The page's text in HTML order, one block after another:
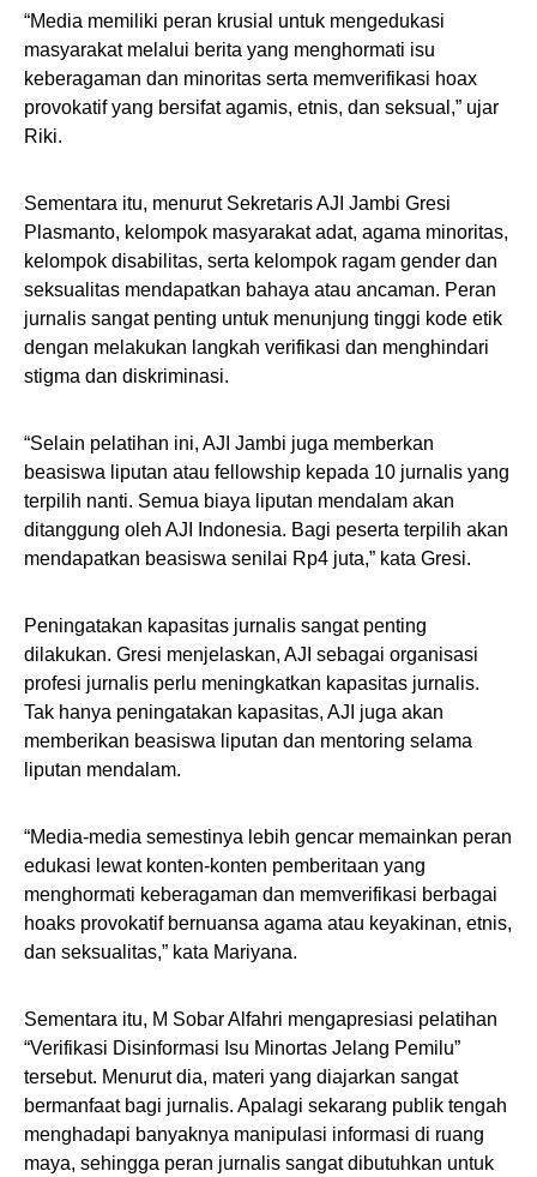
“Media memiliki peran krusial untuk mengedukasi
masyarakat melalui berita yang menghormati isu
keberagaman dan minoritas serta memverifikasi hoax
provokatif yang bersifat agamis, etnis, dan seksual,” ujar
Riki.
Sementara itu, menurut Sekretaris AJI Jambi Gresi
Plasmanto, kelompok masyarakat adat, agama minoritas,
kelompok disabilitas, serta kelompok ragam gender dan
seksualitas mendapatkan bahaya atau ancaman. Peran
jurnalis sangat penting untuk menunjung tinggi kode etik
dengan melakukan langkah verifikasi dan menghindari
stigma dan diskriminasi.
“Selain pelatihan ini, AJI Jambi juga memberkan
beasiswa liputan atau fellowship kepada 10 jurnalis yang
terpilih nanti. Semua biaya liputan mendalam akan
ditanggung oleh AJI Indonesia. Bagi peserta terpilih akan
mendapatkan beasiswa senilai Rp4 juta,” kata Gresi.
Peningatakan kapasitas jurnalis sangat penting
dilakukan. Gresi menjelaskan, AJI sebagai organisasi
profesi jurnalis perlu meningkatkan kapasitas jurnalis.
Tak hanya peningatakan kapasitas, AJI juga akan
memberikan beasiswa liputan dan mentoring selama
liputan mendalam.
“Media-media semestinya lebih gencar memainkan peran
edukasi lewat konten-konten pemberitaan yang
menghormati keberagaman dan memverifikasi berbagai
hoaks provokatif bernuansa agama atau keyakinan, etnis,
dan seksualitas,” kata Mariyana.
Sementara itu, M Sobar Alfahri mengapresiasi pelatihan
“Verifikasi Disinformasi Isu Minortas Jelang Pemilu”
tersebut. Menurut dia, materi yang diajarkan sangat
bermanfaat bagi jurnalis. Apalagi sekarang publik tengah
menghadapi banyaknya manipulasi informasi di ruang
maya, sehingga peran jurnalis sangat dibutuhkan untuk